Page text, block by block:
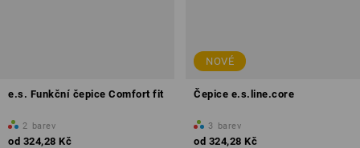
e.s. Funkční čepice Comfort fit
2 barev
od 324,28 Kč
NOVÉ
Čepice e.s.line.core
3 barev
od 324,28 Kč